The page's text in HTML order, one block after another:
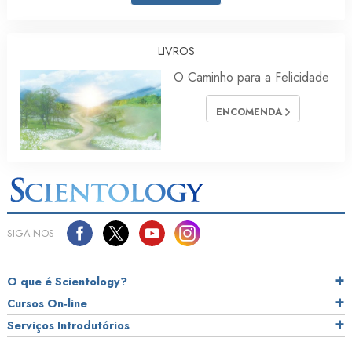
LIVROS
O Caminho para a Felicidade
ENCOMENDA
SIGA‑NOS
O que é Scientology?
Cursos On‑line
Serviços Introdutórios